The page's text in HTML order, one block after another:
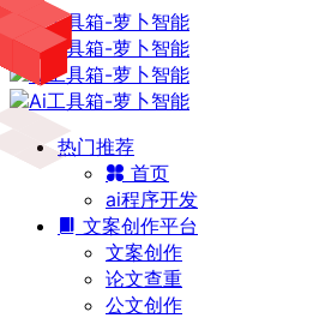
热门推荐
首页
ai程序开发
文案创作平台
文案创作
论文查重
公文创作